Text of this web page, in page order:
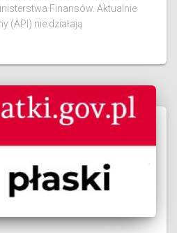
Finansów. Aktualnie
(API) nie działają